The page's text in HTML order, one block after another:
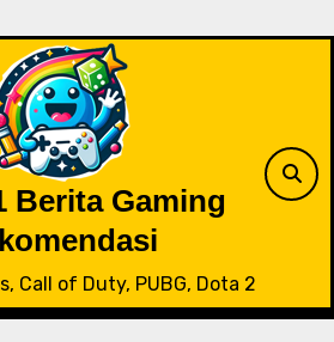
Berita Gaming
Call of Duty, PUBG, Dota 2